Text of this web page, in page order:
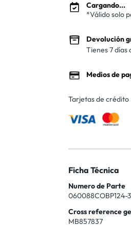
Cargando...
*Válido solo
Devolución
Tienes 7 días
Medios de
Tarjetas de crédito
Ficha Técnica
Numero de Parte
060088COBP124-
Cross reference
MB857837